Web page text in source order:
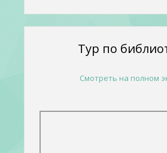
Тур по
Смотреть на полном